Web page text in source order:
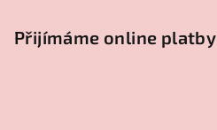
Přijímáme online platby